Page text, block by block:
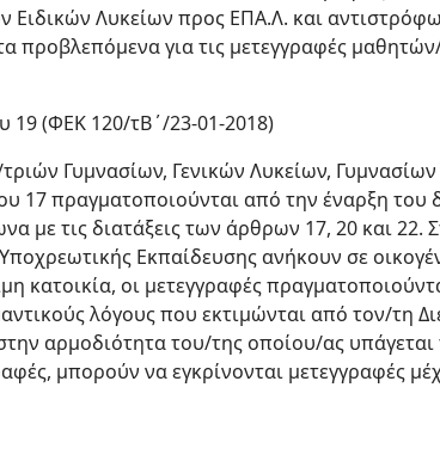
Ειδικών Λυκείων προς ΕΠΑ.Λ. και
προβλεπόμενα για τις μετεγγραφές
(ΦΕΚ 120/τΒ΄/23-01-2018)
Γυμνασίων, Γενικών Λυκείων,
17 πραγματοποιούνται από την έναρξη του
με τις διατάξεις των άρθρων 17, 20 και 22.
Εκπαίδευσης ανήκουν σε
κατοικία, οι μετεγγραφές
λόγους που εκτιμώνται από τον/τη
αρμοδιότητα του/της οποίου/ας
μπορούν να εγκρίνονται μετεγγραφές